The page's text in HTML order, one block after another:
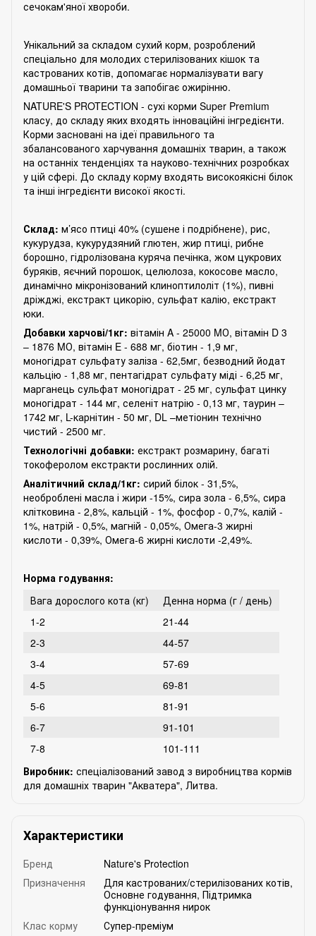
сечокам'яної хвороби.
Унікальний за складом сухий корм, розроблений
спеціально для молодих стерилізованих кішок та
кастрованих котів, допомагає нормалізувати вагу
домашньої тварини та запобігає ожирінню.
NATURE'S PROTECTION - сухі корми Super Premium
класу, до складу яких входять інноваційні інгредієнти.
Корми засновані на ідеї правильного та
збалансованого харчування домашніх тварин, а також
на останніх тенденціях та науково-технічних розробках
у цій сфері. До складу корму входять високоякісні білок
та інші інгредієнти високої якості.
Склад: м’ясо птиці 40% (сушене і подрібнене), рис,
кукурудза, кукурудзяний глютен, жир птиці, рибне
борошно, гідролізована куряча печінка, жом цукрових
буряків, яєчний порошок, целюлоза, кокосове масло,
динамічно мікронізований клиноптилоліт (1%), пивні
дріжджі, екстракт цикорію, сульфат калію, екстракт
юки.
Добавки харчові/1кг: вітамін A - 25000 MО, вітамін D 3
– 1876 MО, вітамін E - 688 мг, біотин - 1,9 мг,
моногідрат сульфату заліза - 62,5мг, безводний йодат
кальцію - 1,88 мг, пентагідрат сульфату міді - 6,25 мг,
марганець сульфат моногідрат - 25 мг, сульфат цинку
моногідрат - 144 мг, селеніт натрію - 0,13 мг, таурин –
1742 мг, L-карнітин - 50 мг, DL –метіонин технічно
чистий - 2500 мг.
Технологічні добавки: екстракт розмарину, багаті
токоферолом екстракти рослинних олій.
Аналітичний склад/1кг: сирий білок - 31,5%,
необроблені масла і жири -15%, сира зола - 6,5%, сира
клітковина - 2,8%, кальцій - 1%, фосфор - 0,7%, калій -
1%, натрій - 0,5%, магній - 0,05%, Омега-3 жирні
кислоти - 0,39%, Омега-6 жирні кислоти -2,49%.
Норма годування:
Вага дорослого кота (кг)
Денна норма (г / день)
1-2
21-44
2-3
44-57
3-4
57-69
4-5
69-81
5-6
81-91
6-7
91-101
7-8
101-111
Виробник: спеціалізований завод з виробництва кормів
для домашніх тварин "Акватера", Литва.
Характеристики
Бренд
Nature's Protection
Призначення
Для кастрованих/стерилізованих котів,
Основне годування, Підтримка
функціонування нирок
Клас корму
Супер-преміум